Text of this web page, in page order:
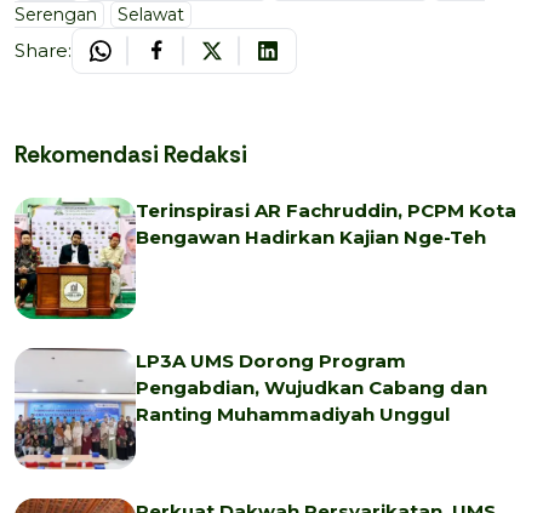
Serengan
Selawat
Share:
Rekomendasi Redaksi
Terinspirasi AR Fachruddin, PCPM Kota
Bengawan Hadirkan Kajian Nge-Teh
LP3A UMS Dorong Program
Pengabdian, Wujudkan Cabang dan
Ranting Muhammadiyah Unggul